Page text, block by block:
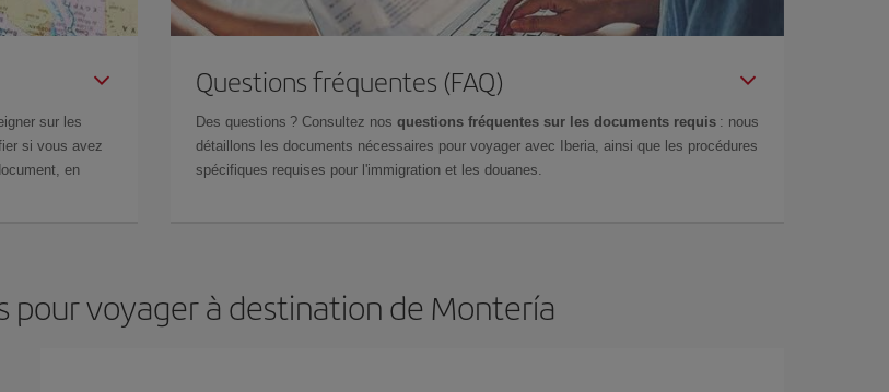
sur les
si vous avez
en
Questions fréquentes (FAQ)
Des questions ? Consultez nos questions fréquentes sur les documents requis : nous
détaillons les documents nécessaires pour voyager avec Iberia, ainsi que les procédures
spécifiques requises pour l'immigration et les douanes.
pour voyager à destination de Montería